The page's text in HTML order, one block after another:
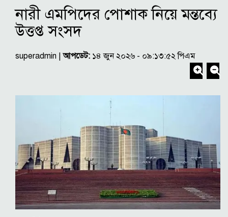
নারী এমপিদের পোশাক নিয়ে মন্তব্যে
উত্তপ্ত সংসদ
superadmin |আপডেট: ১৪ জুন ২০২৬ - ০৯:১৩:৫২ পিএম